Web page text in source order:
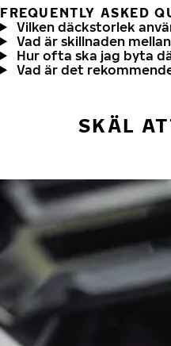
FREQUENTLY ASKED
Vilken däckstorlek
Vad är skillnaden
Hur ofta ska jag byta
Vad är det
SKÄL